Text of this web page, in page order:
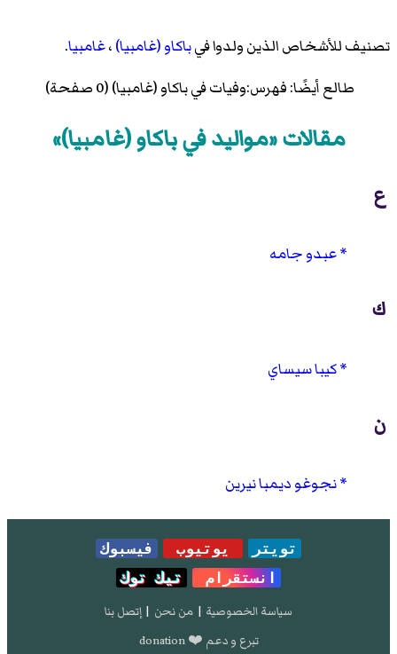
تصنيف للأشخاص الذين ولدوا فيباكاو (غامبيا)،غامبيا.
طالع أيضًا:فهرس:وفيات في باكاو (غامبيا)(0 صفحة)
مقالات «مواليد في باكاو (غامبيا)»
ع
عبدو جامه
ك
كيبا سيساي
ن
نجوغو ديمبا نيرين
تويتر يوتيوب
فيسبوك
انستقرام
تيك توك
سياسة الخصوصية | من نحن | إتصل بنا
تبرع و دعم ❤️ donation